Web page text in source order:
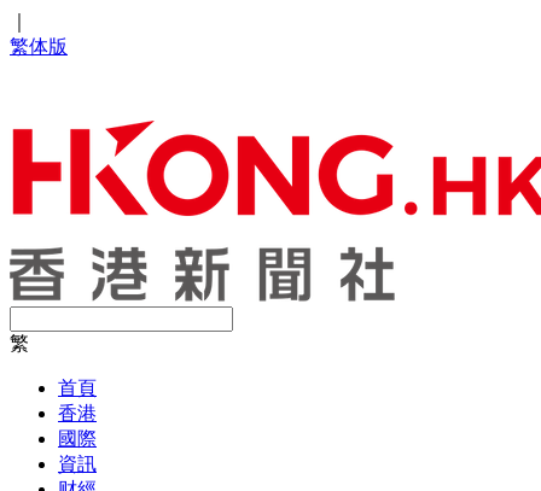
繁体版
繁
首頁
香港
國際
資訊